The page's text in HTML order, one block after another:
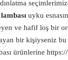
uyku
ve hafif loş bir
bir kişiyseniz
ürünlerine